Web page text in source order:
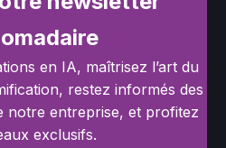
en IA, maîtrisez l’art du
restez informés des
notre entreprise, et profitez
exclusifs.